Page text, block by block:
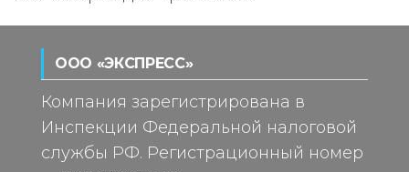
ООО «ЭКСПРЕСС»
Компания зарегистрирована в
Инспекции Федеральной налоговой
службы РФ. Регистрационный номер